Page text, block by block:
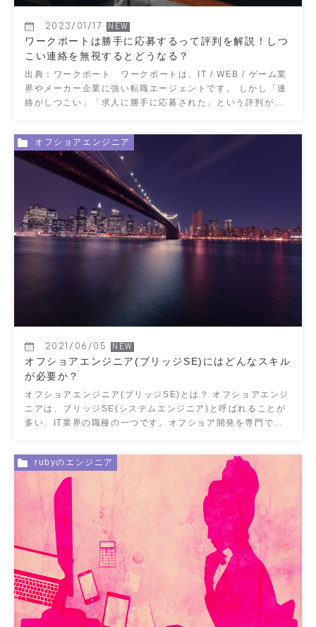
2023/01/17
ワークポートは勝手に応募するって評判を解説！しつ
こい連絡を無視するとどうなる？
出典：ワークポート ワークポートは、IT / WEB / ゲーム業
界やメーカー企業に強い転職エージェントです。 しかし「連
絡がしつこい」「求人に勝手に応募された」という評判がい
2021/06/05
オフショアエンジニア(ブリッジSE)にはどんなスキル
が必要か？
オフショアエンジニア(ブリッジSE)とは？ オフショアエンジ
ニアは、ブリッジSE(システムエンジニア)と呼ばれることが
多い、IT業界の職種の一つです。オフショア開発を専門で担
オフショアエンジニア
rubyのエンジニア